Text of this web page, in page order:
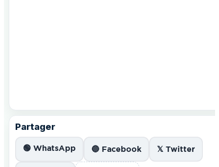
Partager
🟢 WhatsApp 🔵 Facebook 𝕏 Twitter